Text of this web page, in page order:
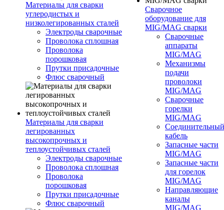
Материалы для сварки
углеродистых и
низколегированных сталей
Электроды сварочные
Проволока сплошная
Проволока
порошковая
Прутки присадочные
Флюс сварочный
Материалы для сварки
легированных
высокопрочных и
теплоустойчивых сталей
Электроды сварочные
Проволока сплошная
Проволока
порошковая
Прутки присадочные
Флюс сварочный
Сварочное
оборудование для
MIG/MAG сварки
Сварочные
аппараты
MIG/MAG
Механизмы
подачи
проволоки
MIG/MAG
Сварочные
горелки
MIG/MAG
Соединительный
кабель
Запасные части
MIG/MAG
Запасные части
для горелок
MIG/MAG
Направляющие
каналы
MIG/MAG